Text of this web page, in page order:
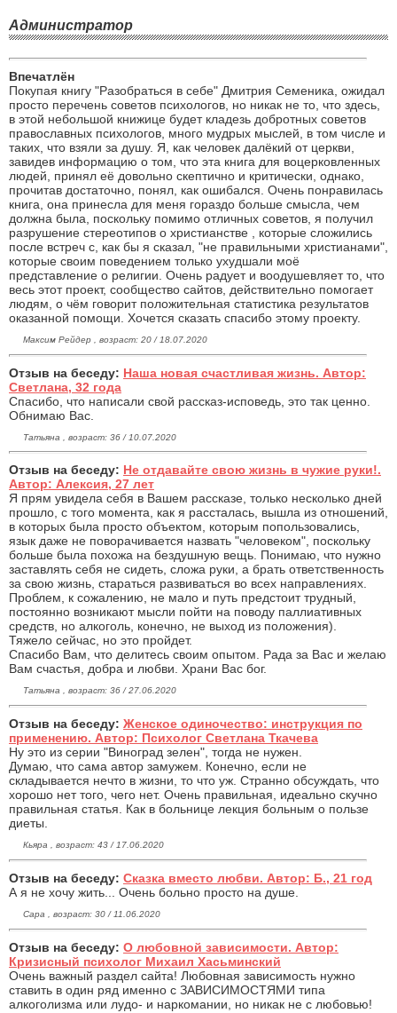
Администратор
Впечатлён
Покупая книгу "Разобраться в себе" Дмитрия Семеника, ожидал
просто перечень советов психологов, но никак не то, что здесь,
в этой небольшой книжице будет кладезь добротных советов
православных психологов, много мудрых мыслей, в том числе и
таких, что взяли за душу. Я, как человек далёкий от церкви,
завидев информацию о том, что эта книга для воцерковленных
людей, принял её довольно скептично и критически, однако,
прочитав достаточно, понял, как ошибался. Очень понравилась
книга, она принесла для меня гораздо больше смысла, чем
должна была, поскольку помимо отличных советов, я получил
разрушение стереотипов о христианстве , которые сложились
после встреч с, как бы я сказал, "не правильными христианами",
которые своим поведением только ухудшали моё
представление о религии. Очень радует и воодушевляет то, что
весь этот проект, сообщество сайтов, действительно помогает
людям, о чём говорит положительная статистика результатов
оказанной помощи. Хочется сказать спасибо этому проекту.
Максим Рейдер , возраст: 20 / 18.07.2020
Отзыв на беседу: Наша новая счастливая жизнь. Автор:
Светлана, 32 года
Спасибо, что написали свой рассказ-исповедь, это так ценно.
Обнимаю Вас.
Татьяна , возраст: 36 / 10.07.2020
Отзыв на беседу: Не отдавайте свою жизнь в чужие руки!.
Автор: Алексия, 27 лет
Я прям увидела себя в Вашем рассказе, только несколько дней
прошло, с того момента, как я рассталась, вышла из отношений,
в которых была просто объектом, которым попользовались,
язык даже не поворачивается назвать "человеком", поскольку
больше была похожа на бездушную вещь. Понимаю, что нужно
заставлять себя не сидеть, сложа руки, а брать ответственность
за свою жизнь, стараться развиваться во всех направлениях.
Проблем, к сожалению, не мало и путь предстоит трудный,
постоянно возникают мысли пойти на поводу паллиативных
средств, но алкоголь, конечно, не выход из положения).
Тяжело сейчас, но это пройдет.
Спасибо Вам, что делитесь своим опытом. Рада за Вас и желаю
Вам счастья, добра и любви. Храни Вас бог.
Татьяна , возраст: 36 / 27.06.2020
Отзыв на беседу: Женское одиночество: инструкция по
применению. Автор: Психолог Светлана Ткачева
Ну это из серии "Виноград зелен", тогда не нужен.
Думаю, что сама автор замужем. Конечно, если не
складывается нечто в жизни, то что уж. Странно обсуждать, что
хорошо нет того, чего нет. Очень правильная, идеально скучно
правильная статья. Как в больнице лекция больным о пользе
диеты.
Кьяра , возраст: 43 / 17.06.2020
Отзыв на беседу: Сказка вместо любви. Автор: Б., 21 год
А я не хочу жить... Очень больно просто на душе.
Сара , возраст: 30 / 11.06.2020
Отзыв на беседу: О любовной зависимости. Автор:
Кризисный психолог Михаил Хасьминский
Очень важный раздел сайта! Любовная зависимость нужно
ставить в один ряд именно с ЗАВИСИМОСТЯМИ типа
алкоголизма или лудо- и наркомании, но никак не с любовью!